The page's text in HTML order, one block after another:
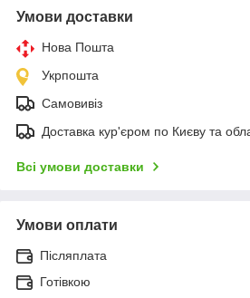
Умови доставки
Нова Пошта
Укрпошта
Самовивіз
Доставка кур'єром по Києву та
Всі умови доставки
Умови оплати
Післяплата
Готівкою